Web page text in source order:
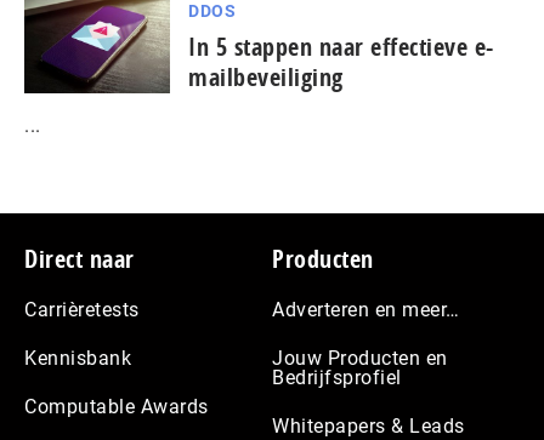
DDOS
In 5 stappen naar effectieve e-
mailbeveiliging
...
Footer
Direct naar
Carrièretests
Kennisbank
Computable Awards
Producten
Adverteren en meer…
Jouw Producten en
Bedrijfsprofiel
Whitepapers & Leads